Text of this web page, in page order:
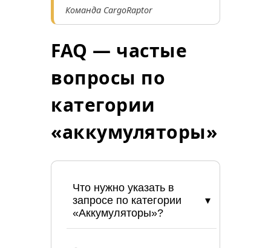
Команда CargoRaptor
FAQ — частые
вопросы по
категории
«аккумуляторы»
Что нужно указать в
запросе по категории
«Аккумуляторы»?